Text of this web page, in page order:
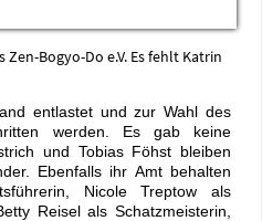
Bogyo-Do e.V. Es fehlt Katrin
entlastet und zur Wahl des
werden. Es gab keine
und Tobias Föhst bleiben
Ebenfalls ihr Amt behalten
Nicole Treptow als
Reisel als Schatzmeisterin,